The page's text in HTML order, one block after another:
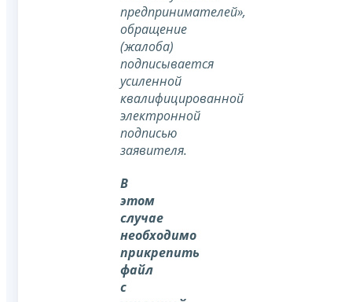
предпринимателей»,
обращение
(жалоба)
подписывается
усиленной
квалифицированной
электронной
подписью
заявителя.
В
этом
случае
необходимо
прикрепить
файл
с